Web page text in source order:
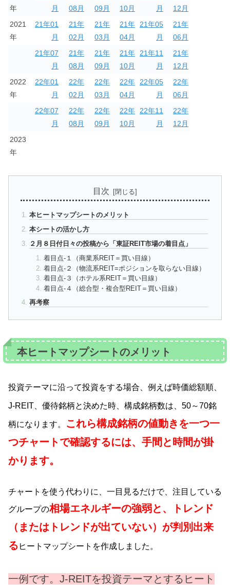
年
月
08月
09月
10月
月
12月
2021
年
21年01
月
21年
02月
21年
03月
21年
04月
21年05
月
21年
06月
21年07
月
21年
08月
21年
09月
21年
10月
21年11
月
21年
12月
2022
年
22年01
月
22年
02月
22年
03月
22年
04月
22年05
月
22年
06月
22年07
月
22年
08月
22年
09月
22年
10月
22年11
月
22年
12月
2023
年
目次
本ヒートマップシートのメリット
本シートの活かし方
２月８日付日々の投稿から「東証REIT市場の着目点」
着目点-１（商業系REIT＝買い目線）
着目点-２（物流系REIT=ポジションを取らない目線）
着目点-３（ホテル系REIT＝買い目線）
着目点-４（総合型・複合型REIT＝買い目線）
再考察
本ヒートマップシートのメリット
投資テーマに沿って投資をする場合、例えば時価総額順、
J-REIT、優待銘柄と決めた時、構成銘柄数は、50～70銘
柄になります。
これら構成銘柄の値動きを一つ一
つチャートで確認するには、手間と時間が掛
かります。
チャートを使う代わりに、一目見るだけで、注目している
グループの相場エネルギーの強弱と、トレンド
（またはトレンドが出ていない）が判別出来
る ヒートマップシートを作成しました。
一例です。J-REITを投資テーマとするヒート